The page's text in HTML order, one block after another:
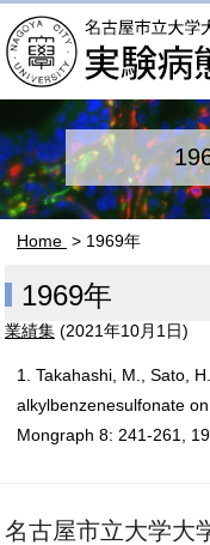
Home > 1969年
1969年
業績集 (2021年10月1日)
1. Takahashi, M., Sato,
alkylbenzenesulfonate
Mongraph 8: 241-261,
名古屋市立大学大